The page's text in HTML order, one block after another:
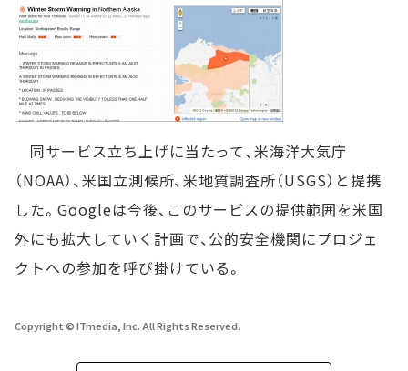
同サービス立ち上げに当たって、米海洋大気庁
（NOAA）、米国立測候所、米地質調査所（USGS）と提携
した。Googleは今後、このサービスの提供範囲を米国
外にも拡大していく計画で、公的安全機関にプロジェ
クトへの参加を呼び掛けている。
Copyright © ITmedia, Inc. All Rights Reserved.